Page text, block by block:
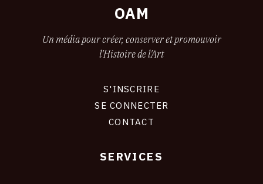
OAM
Un média pour créer, conserver et promouvoir
l'Histoire de l'Art
S'INSCRIRE
SE CONNECTER
CONTACT
SERVICES